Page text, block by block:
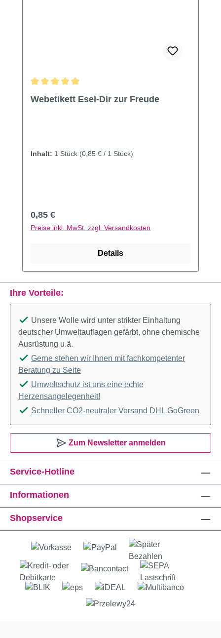
Webetikett Esel-Dir zur Freude
Inhalt: 1 Stück (0,85 € / 1 Stück)
Regulärer Preis:
0,85 €
Preise inkl. MwSt. zzgl. Versandkosten
Details
Service-Hotline
Informationen
Shopservice
Ihre Vorteile:
Unsere Wolle wird unter strikter Einhaltung
deutscher Umweltauflagen gefärbt, ohne chemische
Ausrüstung u.ä.
Gerne stehen wir Ihnen mit fachkompetenter
Beratung zu Seite
Umweltschutz ist uns eine echte
Herzensangelegenheit!
Schneller CO2-neutraler Versand DHL GoGreen
Zum Newsletter anmelden